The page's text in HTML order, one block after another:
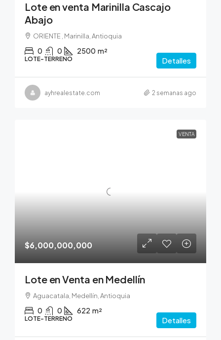
Lote en venta Marinilla Cascajo
Abajo
ORIENTE , Marinilla, Antioquia
0 0 2500 m²
LOTE-TERRENO Detalles
ayhrealestate.com 2 semanas ago
VENTA
$6,000,000,000
Lote en Venta en Medellín
Aguacatala, Medellín, Antioquia
0 0 622 m²
LOTE-TERRENO Detalles